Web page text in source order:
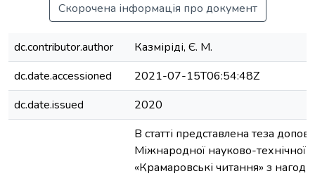
Скорочена інформація про документ
dc.contributor.author
Казміріді, Є. М.
dc.date.accessioned
2021-07-15T06:54:48Z
dc.date.issued
2020
В статті представлена теза
Міжнародної науково-технічної
«Крамаровські читання» з